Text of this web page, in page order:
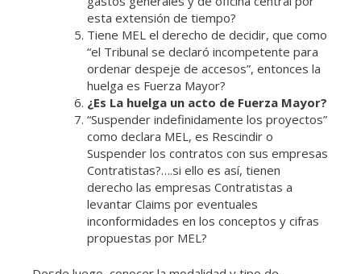
esta extensión de tiempo?
Tiene MEL el derecho de decidir, que como
“el Tribunal se declaró incompetente para
ordenar despeje de accesos”, entonces la
huelga es Fuerza Mayor?
¿Es La huelga un acto de Fuerza Mayor?
“Suspender indefinidamente los proyectos”
como declara MEL, es Rescindir o
Suspender los contratos con sus empresas
Contratistas?….si ello es así, tienen
derecho las empresas Contratistas a
levantar Claims por eventuales
inconformidades en los conceptos y cifras
propuestas por MEL?